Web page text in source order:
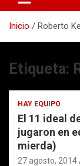
Inicio Roberto
Etiqueta:
HAY EQUIPO
El 11 ideal
jugaron en
mierda)
27 agosto, 2014